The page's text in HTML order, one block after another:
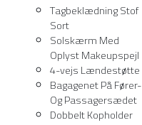
Tagbeklædning Stof
Sort
Solskærm Med
Oplyst Makeupspejl
4-vejs Lændestøtte
Bagagenet På Fører-
Og Passagersædet
Dobbelt Kopholder